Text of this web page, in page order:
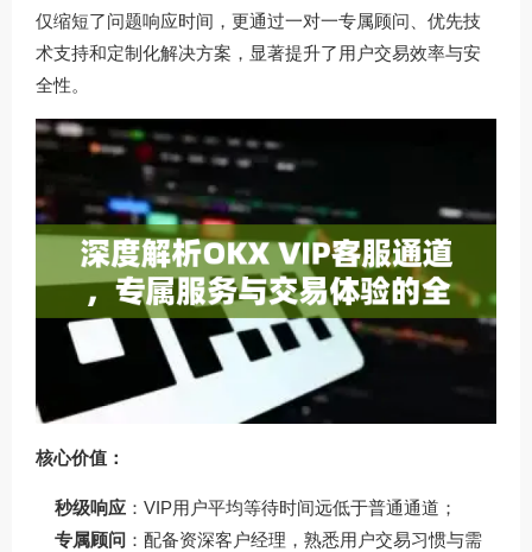
仅缩短了问题响应时间，更通过一对一专属顾问、优先技
术支持和定制化解决方案，显著提升了用户交易效率与安
全性。
核心价值：
秒级响应 ：VIP用户平均等待时间远低于普通通道；
专属顾问 ：配备资深客户经理，熟悉用户交易习惯与需